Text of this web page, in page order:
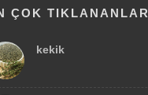
ÇOK TIKLANANLAR
kekik